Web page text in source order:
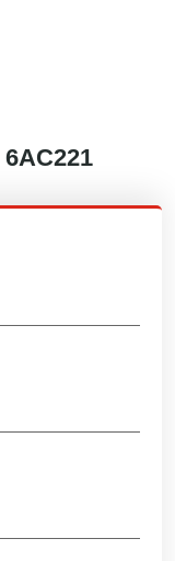
6AC221